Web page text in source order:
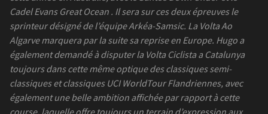
Cadel Evans Great Ocean . Il sera sur ces deux épreuves le
sprinteur désigné de l’équipe Arkéa-Samsic. La Volta Ao
Algarve marquera par la suite sa reprise en Europe. Hugo a
également demandé à disputer la Volta Ciclista a Catalunya
toujours dans cette même optique des classiques semi-
classiques et classiques UCI WorldTour Flandriennes, avec
également une belle ambition affichée par rapport à cette